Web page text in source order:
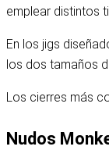
emplear distintos
En los jigs
los dos tamaños
Los cierres más
Nudos